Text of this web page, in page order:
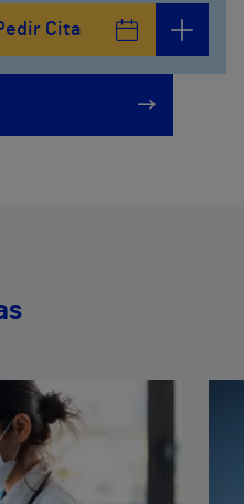
Cita